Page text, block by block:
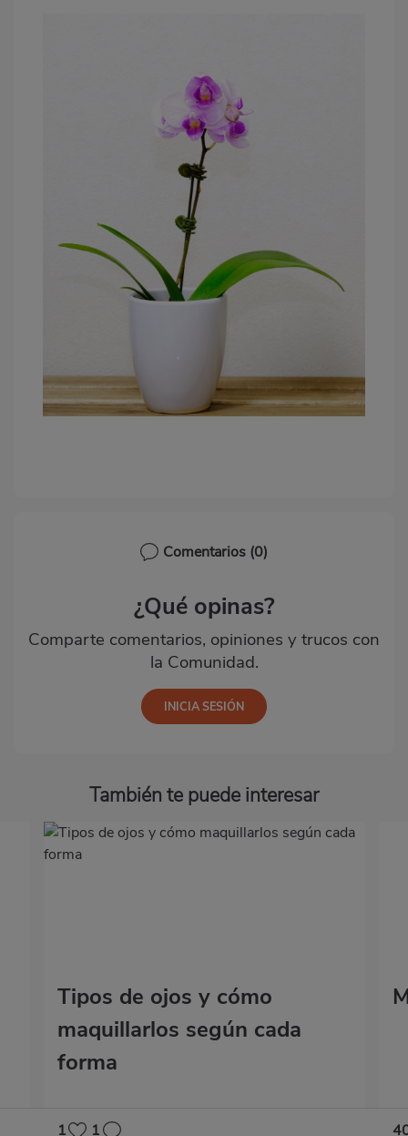
Comentarios (0)
¿Qué opinas?
Comparte comentarios, opiniones y trucos con
la Comunidad.
También te puede interesar
Tipos de ojos y cómo
maquillarlos según cada
forma
1 1